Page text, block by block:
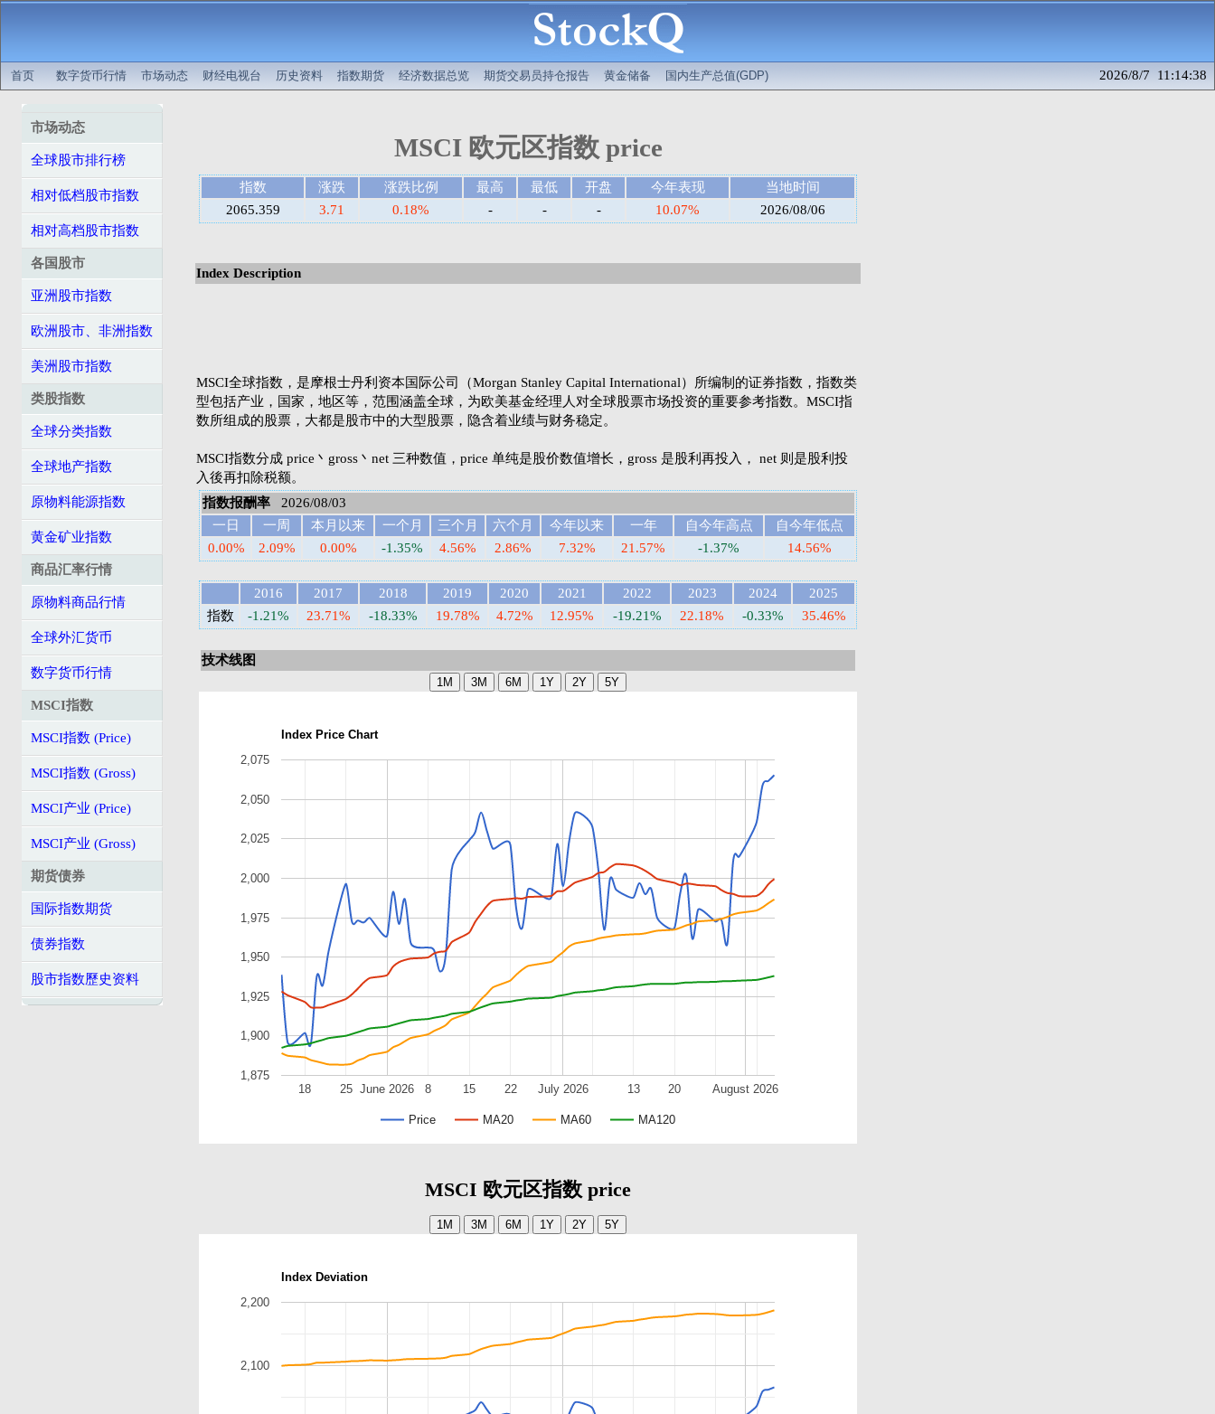
首页 数字货币行情 市场动态 财经电视台 历史资料 指数期货 经济数据总览 期货交易员持仓报告 黄金储备 国内生产总值(GDP) 2026/8/7 11:14:38
市场动态
全球股市排行榜
相对低档股市指数
相对高档股市指数
各国股市
亚洲股市指数
欧洲股市、非洲指数
美洲股市指数
类股指数
全球分类指数
全球地产指数
原物料能源指数
黄金矿业指数
商品汇率行情
原物料商品行情
全球外汇货币
数字货币行情
MSCI指数
MSCI指数 (Price)
MSCI指数 (Gross)
MSCI产业 (Price)
MSCI产业 (Gross)
期货债券
国际指数期货
债券指数
股市指数歷史资料
MSCI 欧元区指数 price
指数 涨跌 涨跌比例 最高 最低 开盘 今年表现
当地时间
2065.359
3.71 0.18% - - - 10.07% 2026/08/06
Index Description
MSCI全球指数，是摩根士丹利资本国际公司（Morgan Stanley Capital International）所编制的证券指数，指数类
型包括产业，国家，地区等，范围涵盖全球，为欧美基金经理人对全球股票市场投资的重要参考指数。MSCI指
数所组成的股票，大都是股市中的大型股票，隐含着业绩与财务稳定。
MSCI指数分成 price丶gross丶net 三种数值，price 单纯是股价数值增长，gross 是股利再投入， net 则是股利投
入後再扣除税额。
指数报酬率 2026/08/03
一日
一周 本月以来 一个月 三个月 六个月 今年以来 一年 自今年高点
自今年低点
0.00%
2.09% 0.00% -1.35% 4.56% 2.86% 7.32% 21.57% -1.37% 14.56%
2016 2017 2018 2019 2020 2021 2022 2023 2024
2025
指数
-1.21% 23.71% -18.33% 19.78% 4.72% 12.95% -19.21% 22.18% -0.33% 35.46%
技术线图
Index Price Chart
Price MA20 MA60 MA120
June 2026 July 2026 August 2026
18 25 8 15 22 13 20
1,875
1,900
1,925
1,950
1,975
2,000
2,025
2,050
2,075
MSCI 欧元区指数 price
Index Deviation
2,100
2,200